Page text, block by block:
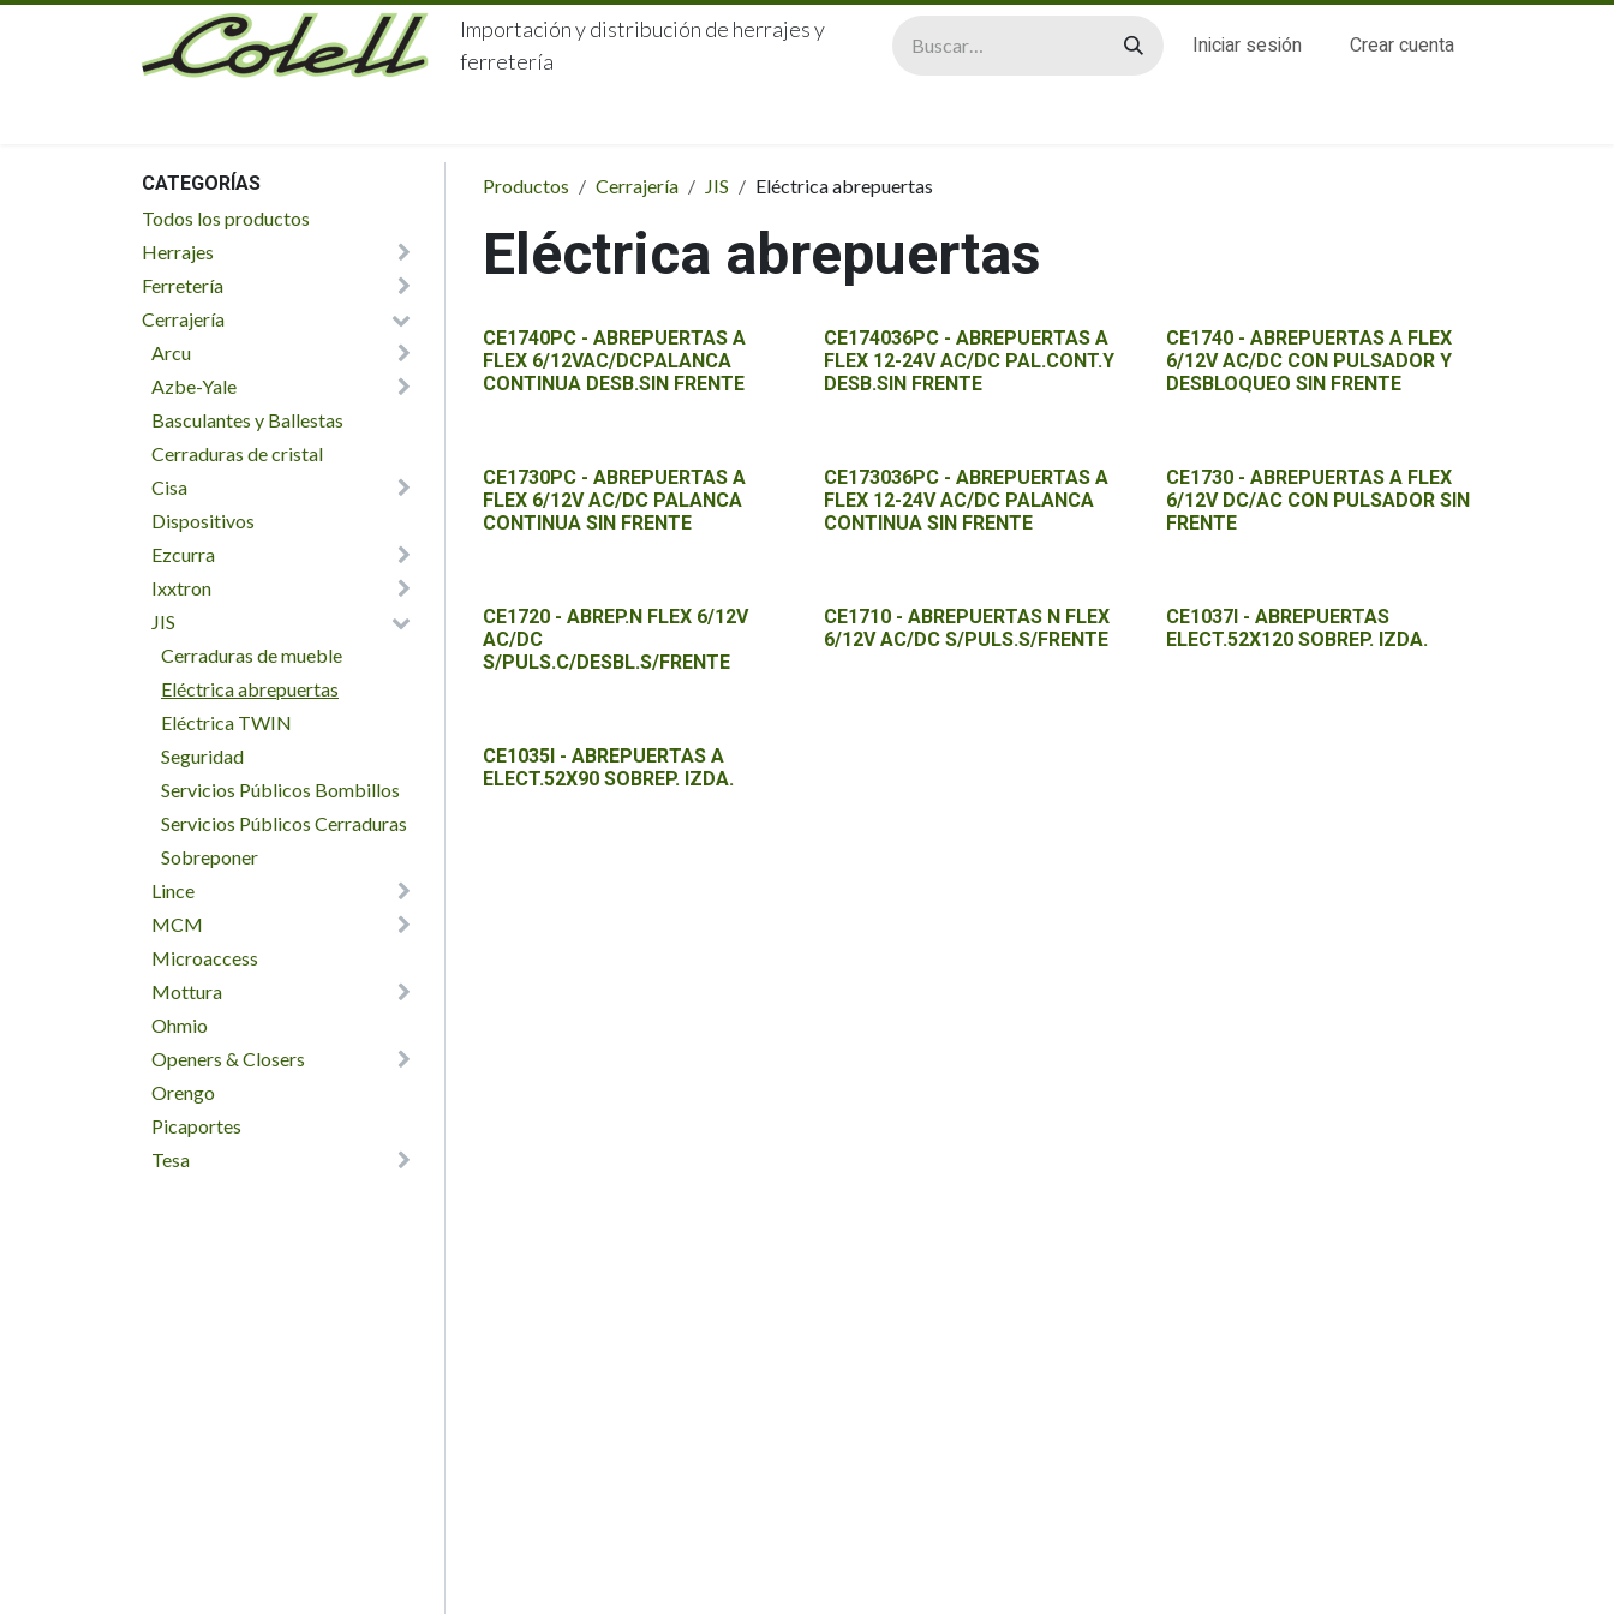
Ir al contenido
Importación y distribución de herrajes y
ferretería
Iniciar sesión Crear cuenta
CATEGORÍAS
Todos los productos
Herrajes
Ferretería
Cerrajería
Arcu
Azbe-Yale
Basculantes y Ballestas
Cerraduras de cristal
Cisa
Dispositivos
Ezcurra
Ixxtron
JIS
Cerraduras de mueble
Eléctrica abrepuertas
Eléctrica TWIN
Seguridad
Servicios Públicos Bombillos
Servicios Públicos Cerraduras
Sobreponer
Lince
MCM
Microaccess
Mottura
Ohmio
Openers & Closers
Orengo
Picaportes
Tesa
Productos Cerrajería JIS Eléctrica abrepuertas
Eléctrica abrepuertas
CE1740PC - ABREPUERTAS A
FLEX 6/12VAC/DCPALANCA
CONTINUA DESB.SIN FRENTE
CE174036PC - ABREPUERTAS A
FLEX 12-24V AC/DC PAL.CONT.Y
DESB.SIN FRENTE
CE1740 - ABREPUERTAS A FLEX
6/12V AC/DC CON PULSADOR Y
DESBLOQUEO SIN FRENTE
CE1730PC - ABREPUERTAS A
FLEX 6/12V AC/DC PALANCA
CONTINUA SIN FRENTE
CE173036PC - ABREPUERTAS A
FLEX 12-24V AC/DC PALANCA
CONTINUA SIN FRENTE
CE1730 - ABREPUERTAS A FLEX
6/12V DC/AC CON PULSADOR SIN
FRENTE
CE1720 - ABREP.N FLEX 6/12V
AC/DC
S/PULS.C/DESBL.S/FRENTE
CE1710 - ABREPUERTAS N FLEX
6/12V AC/DC S/PULS.S/FRENTE
CE1037I - ABREPUERTAS
ELECT.52X120 SOBREP. IZDA.
CE1035I - ABREPUERTAS A
ELECT.52X90 SOBREP. IZDA.